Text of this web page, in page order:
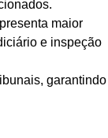
maior
e inspeção
garantindo